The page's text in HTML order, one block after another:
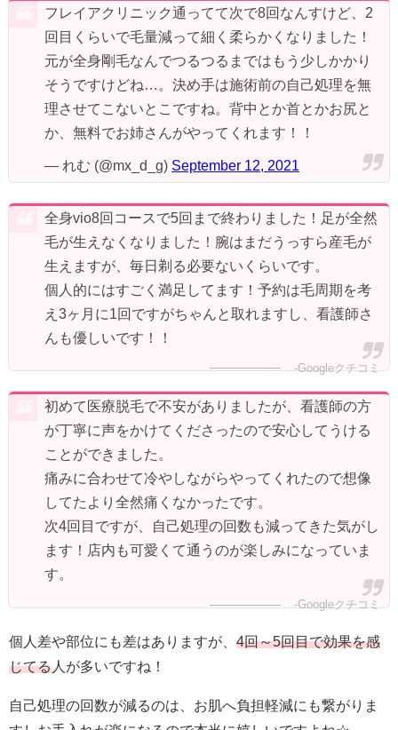
フレイアクリニック通ってて次で8回なんすけど、2
回目くらいで毛量減って細く柔らかくなりました！
元が全身剛毛なんでつるつるまではもう少しかかり
そうですけどね…。決め手は施術前の自己処理を無
理させてこないとこですね。背中とか首とかお尻と
か、無料でお姉さんがやってくれます！！
— れむ (@mx_d_g) September 12, 2021
全身vio8回コースで5回まで終わりました！足が全然
毛が生えなくなりました！腕はまだうっすら産毛が
生えますが、毎日剃る必要ないくらいです。
個人的にはすごく満足してます！予約は毛周期を考
え3ヶ月に1回ですがちゃんと取れますし、看護師さ
んも優しいです！！
-Googleクチコミ
初めて医療脱毛で不安がありましたが、看護師の方
が丁寧に声をかけてくださったので安心してうける
ことができました。
痛みに合わせて冷やしながらやってくれたので想像
してたより全然痛くなかったです。
次4回目ですが、自己処理の回数も減ってきた気がし
ます！店内も可愛くて通うのが楽しみになっていま
す。
-Googleクチコミ
個人差や部位にも差はありますが、 4回～5回目で効果を感
じてる 人が多いですね！
自己処理の回数が減るのは、お肌へ負担軽減にも繋がりま